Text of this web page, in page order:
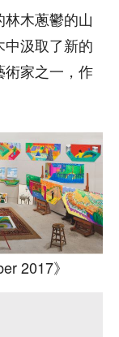
林木蔥鬱的山
中汲取了新的
術家之一，作
2017》